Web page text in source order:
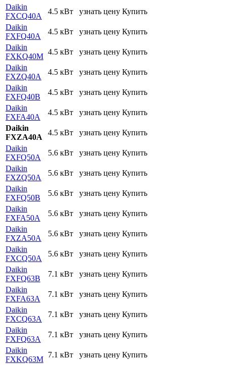
Daikin
FXCQ40A
4.5 кВт узнать цену Купить
Daikin
FXFQ40A
4.5 кВт узнать цену Купить
Daikin
FXKQ40M
4.5 кВт узнать цену Купить
Daikin
FXZQ40A
4.5 кВт узнать цену Купить
Daikin
FXFQ40B
4.5 кВт узнать цену Купить
Daikin
FXFA40A
4.5 кВт узнать цену Купить
Daikin
FXZA40A
4.5 кВт узнать цену Купить
Daikin
FXFQ50A
5.6 кВт узнать цену Купить
Daikin
FXZQ50A
5.6 кВт узнать цену Купить
Daikin
FXFQ50B
5.6 кВт узнать цену Купить
Daikin
FXFA50A
5.6 кВт узнать цену Купить
Daikin
FXZA50A
5.6 кВт узнать цену Купить
Daikin
FXCQ50A
5.6 кВт узнать цену Купить
Daikin
FXFQ63B
7.1 кВт узнать цену Купить
Daikin
FXFA63A
7.1 кВт узнать цену Купить
Daikin
FXCQ63A
7.1 кВт узнать цену Купить
Daikin
FXFQ63A
7.1 кВт узнать цену Купить
Daikin
FXKQ63M
7.1 кВт узнать цену Купить